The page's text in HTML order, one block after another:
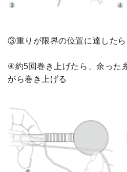
③重りが限界の位置に達した
④約5回巻き上げたら、余った
がら巻き上げる